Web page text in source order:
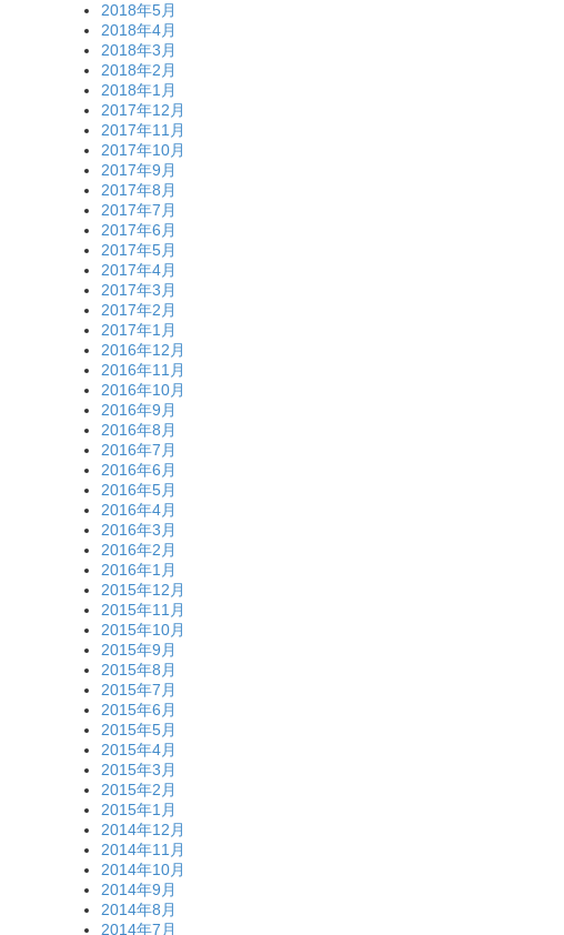
2018年5月
2018年4月
2018年3月
2018年2月
2018年1月
2017年12月
2017年11月
2017年10月
2017年9月
2017年8月
2017年7月
2017年6月
2017年5月
2017年4月
2017年3月
2017年2月
2017年1月
2016年12月
2016年11月
2016年10月
2016年9月
2016年8月
2016年7月
2016年6月
2016年5月
2016年4月
2016年3月
2016年2月
2016年1月
2015年12月
2015年11月
2015年10月
2015年9月
2015年8月
2015年7月
2015年6月
2015年5月
2015年4月
2015年3月
2015年2月
2015年1月
2014年12月
2014年11月
2014年10月
2014年9月
2014年8月
2014年7月